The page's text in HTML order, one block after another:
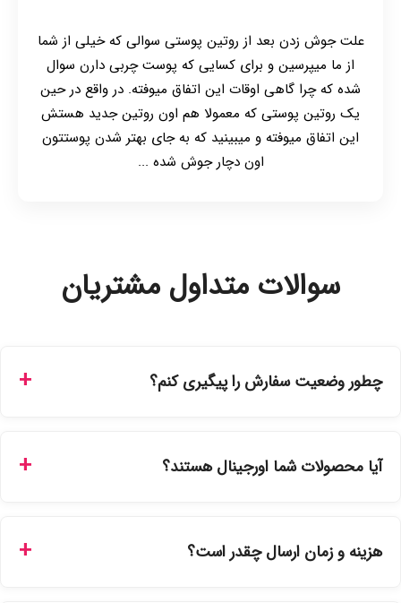
علت جوش زدن بعد از روتین پوستی سوالی که خیلی از شما
از ما میپرسین و برای کسایی که پوست چربی دارن سوال
شده که چرا گاهی اوقات این اتفاق میوفته. در واقع در حین
یک روتین پوستی که معمولا هم اون روتین جدید هستش
این اتفاق میوفته و میبینید که به جای بهتر شدن پوستتون
اون دچار جوش شده ...
سوالات متداول مشتریان
چطور وضعیت سفارش را پیگیری کنم؟
سفارشات در سایت، وضعیت لحظه‌ای مرسوله را مشاهده کنید.
آیا محصولات شما اورجینال هستند؟
نمایندگی‌های معتبر تهیه شده و دارای بچ‌کد قابل استعلام هستند.
هزینه و زمان ارسال چقدر است؟